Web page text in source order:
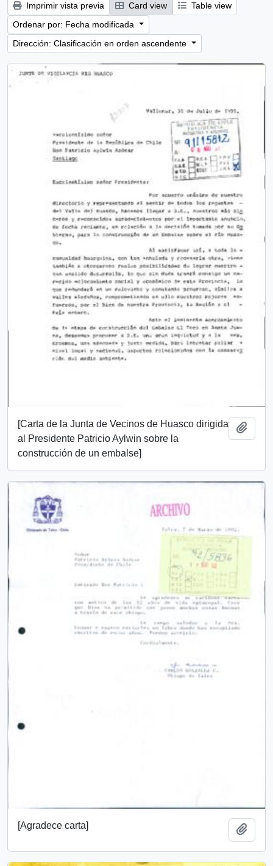
Imprimir vista previa Card view
Table view
Ordenar por: Fecha modificada
Dirección: Clasificación en orden ascendente
[Carta de la Junta de Vecinos de Huasco dirigida
al Presidente Patricio Aylwin sobre la
construcción de un embalse]
[Agradece carta]